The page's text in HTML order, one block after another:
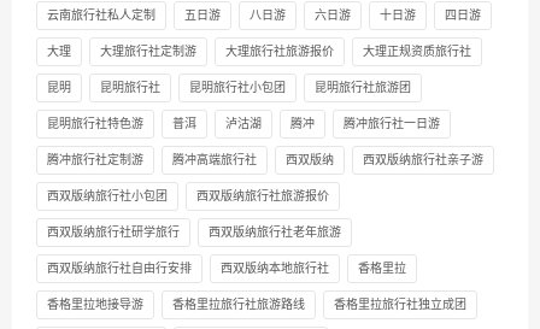
云南旅行社私人定制 五日游 八日游 六日游 十日游 四日游
大理 大理旅行社定制游 大理旅行社旅游报价 大理正规资质旅行社
昆明 昆明旅行社 昆明旅行社小包团 昆明旅行社旅游团
昆明旅行社特色游 普洱 泸沽湖 腾冲 腾冲旅行社一日游
腾冲旅行社定制游 腾冲高端旅行社 西双版纳 西双版纳旅行社亲子游
西双版纳旅行社小包团 西双版纳旅行社旅游报价
西双版纳旅行社研学旅行 西双版纳旅行社老年旅游
西双版纳旅行社自由行安排 西双版纳本地旅行社 香格里拉
香格里拉地接导游 香格里拉旅行社旅游路线 香格里拉旅行社独立成团